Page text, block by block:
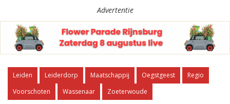
Advertentie
Leiden Leiderdorp Maatschappij Oegstgeest
Regio
Voorschoten
Wassenaar Zoeterwoude